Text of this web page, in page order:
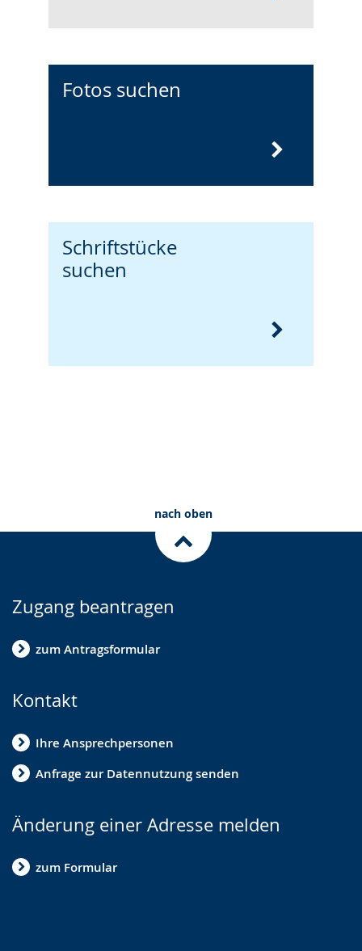
Fotos suchen
Schriftstücke
suchen
nach oben
Zugang beantragen
zum Antragsformular
Kontakt
Ihre Ansprechpersonen
Anfrage zur Datennutzung senden
Änderung einer Adresse melden
zum Formular